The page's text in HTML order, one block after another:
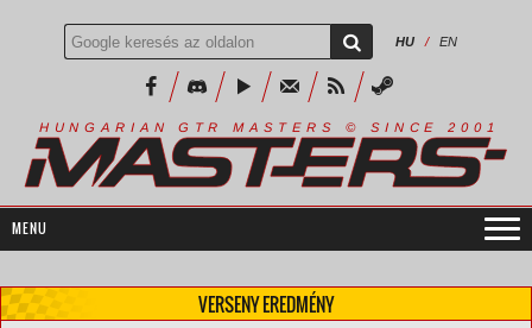
HU / EN
H U N G A R I A N G T R M A S T E R S © S I N C E 2 0 0 1
VERSENY EREDMÉNY